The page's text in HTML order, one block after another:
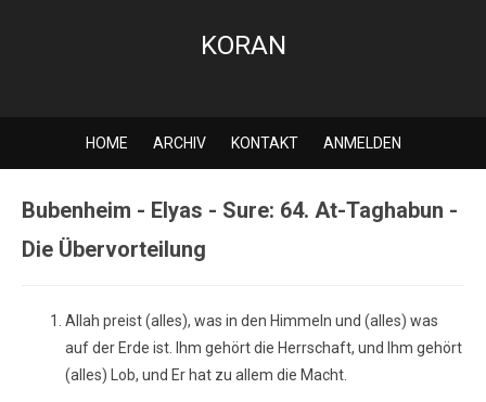
KORAN
HOME ARCHIV KONTAKT ANMELDEN
Bubenheim - Elyas - Sure: 64. At-Taghabun -
Die Übervorteilung
Allah preist (alles), was in den Himmeln und (alles) was
auf der Erde ist. Ihm gehört die Herrschaft, und Ihm gehört
(alles) Lob, und Er hat zu allem die Macht.